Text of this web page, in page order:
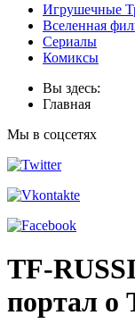
Игрушечные
Вселенная
Сериалы
Комиксы
Вы здесь:
Главная
Мы в соцсетях
TF-
портал о